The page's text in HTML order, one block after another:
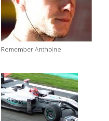
Remember Anthoine